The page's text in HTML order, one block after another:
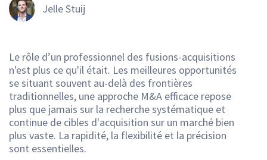
Jelle Stuij
Le rôle d’un professionnel des fusions-acquisitions
n'est plus ce qu'il était. Les meilleures opportunités
se situant souvent au-delà des frontières
traditionnelles, une approche M&A efficace repose
plus que jamais sur la recherche systématique et
continue de cibles d'acquisition sur un marché bien
plus vaste. La rapidité, la flexibilité et la précision
sont essentielles.